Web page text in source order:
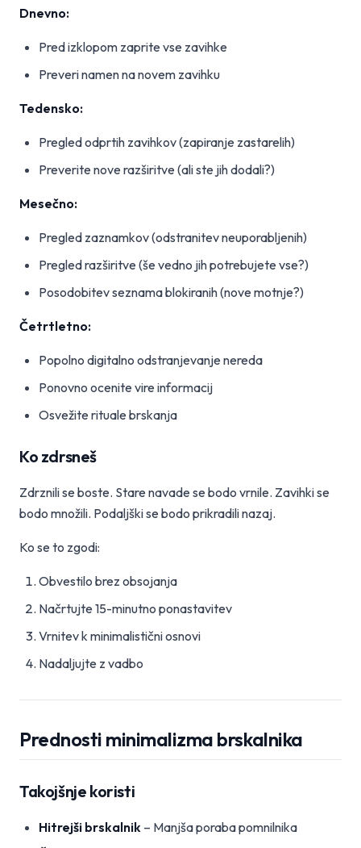
Dnevno:
Pred izklopom zaprite vse zavihke
Preveri namen na novem zavihku
Tedensko:
Pregled odprtih zavihkov (zapiranje zastarelih)
Preverite nove razširitve (ali ste jih dodali?)
Mesečno:
Pregled zaznamkov (odstranitev neuporabljenih)
Pregled razširitve (še vedno jih potrebujete vse?)
Posodobitev seznama blokiranih (nove motnje?)
Četrtletno:
Popolno digitalno odstranjevanje nereda
Ponovno ocenite vire informacij
Osvežite rituale brskanja
Ko zdrsneš
Zdrznili se boste. Stare navade se bodo vrnile. Zavihki se
bodo množili. Podaljški se bodo prikradili nazaj.
Ko se to zgodi:
Obvestilo brez obsojanja
Načrtujte 15-minutno ponastavitev
Vrnitev k minimalistični osnovi
Nadaljujte z vadbo
Prednosti minimalizma brskalnika
Takojšnje koristi
Hitrejši brskalnik – Manjša poraba pomnilnika